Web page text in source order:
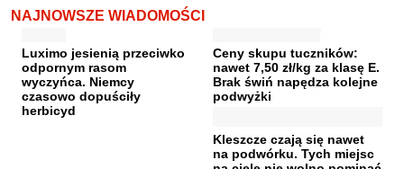
NAJNOWSZE WIADOMOŚCI
Luximo jesienią przeciwko
odpornym rasom
wyczyńca. Niemcy
czasowo dopuściły
herbicyd
Ceny skupu tuczników:
nawet 7,50 zł/kg za klasę E.
Brak świń napędza kolejne
podwyżki
Kleszcze czają się nawet
na podwórku. Tych miejsc